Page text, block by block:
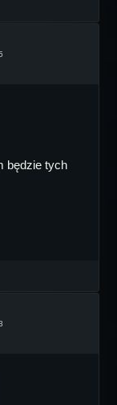
będzie tych